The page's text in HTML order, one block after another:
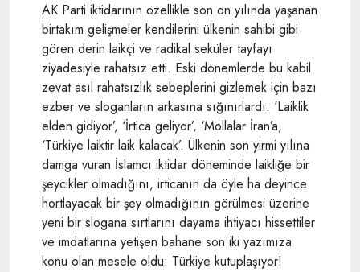
AK Parti iktidarının özellikle son on yılında yaşanan
birtakım gelişmeler kendilerini ülkenin sahibi gibi
gören derin laikçi ve radikal seküler tayfayı
ziyadesiyle rahatsız etti. Eski dönemlerde bu kabil
zevat asıl rahatsızlık sebeplerini gizlemek için bazı
ezber ve sloganların arkasına sığınırlardı: ‘Laiklik
elden gidiyor’, ‘İrtica geliyor’, ‘Mollalar İran’a,
‘Türkiye laiktir laik kalacak’. Ülkenin son yirmi yılına
damga vuran İslamcı iktidar döneminde laikliğe bir
şeycikler olmadığını, irticanın da öyle ha deyince
hortlayacak bir şey olmadığının görülmesi üzerine
yeni bir slogana sırtlarını dayama ihtiyacı hissettiler
ve imdatlarına yetişen bahane son iki yazımıza
konu olan mesele oldu: Türkiye kutuplaşıyor!